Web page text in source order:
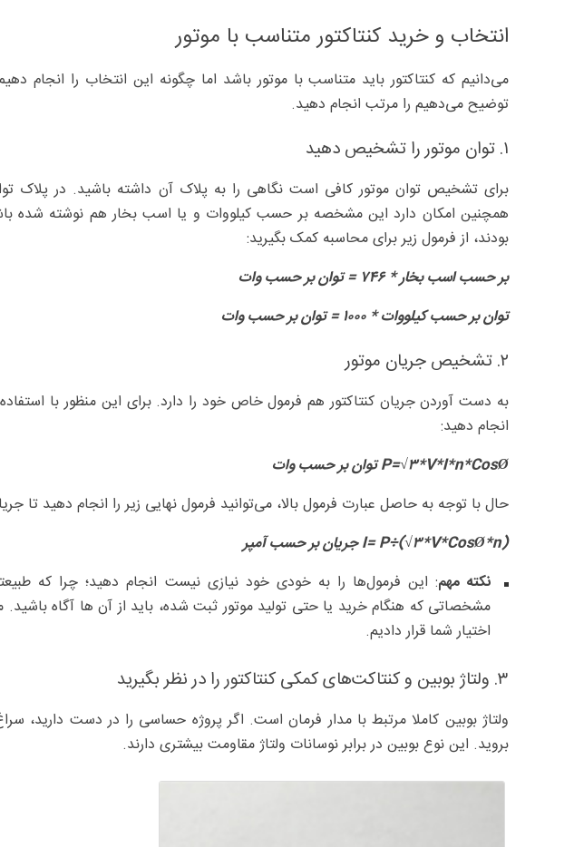
انتخاب و خرید کنتاکتور متناسب با موتور
می‌دانیم که کنتاکتور باید متناسب با موتور باشد اما چگونه این انتخاب را انجام
توضیح می‌دهیم را مرتب انجام دهید.
۱. توان موتور را تشخیص دهید
همچنین امکان دارد این مشخصه بر حسب کیلووات و یا اسب بخار هم نوشته شده
بودند، از فرمول زیر برای محاسبه کمک بگیرید:
بر حسب اسب بخار * ۷۴۶ = توان بر حسب وات
توان بر حسب کیلووات * ۱۰۰۰ = توان بر حسب وات
۲. تشخیص جریان موتور
به دست آوردن جریان کنتاکتور هم فرمول خاص خود را دارد. برای این منظور با
انجام دهید:
P=√۳*V*I*n*CosØ توان بر حسب وات
حال با توجه به حاصل عبارت فرمول بالا، می‌توانید فرمول نهایی زیر را انجام دهید تا
I= P÷(√۳*V*CosØ*n) جریان بر حسب آمپر
نکته مهم: این فرمول‌ها را به خودی خود نیازی نیست انجام دهید؛ چرا که
مشخصاتی که هنگام خرید یا حتی تولید موتور ثبت شده، باید از آن ها آگاه باشید.
اختیار شما قرار دادیم.
۳. ولتاژ بوبین و کنتاکت‌های کمکی کنتاکتور را در نظر بگیرید
ولتاژ بوبین کاملا مرتبط با مدار فرمان است. اگر پروژه حساسی را در دست دارید، سراغ
بروید. این نوع بوبین در برابر نوسانات ولتاژ مقاومت بیشتری دارند.